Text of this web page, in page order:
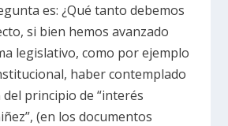
es: ¿Qué tanto debemos
si bien hemos avanzado
legislativo, como por ejemplo
haber contemplado
principio de “interés
(en los documentos